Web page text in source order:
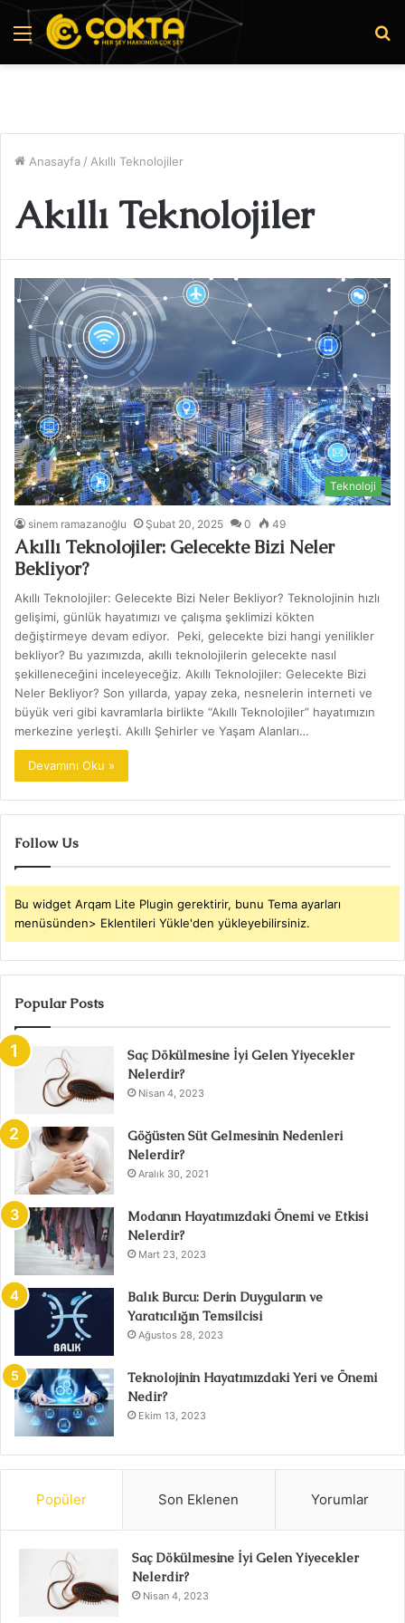
Menü
Anasayfa / Akıllı Teknolojiler
Akıllı Teknolojiler
Teknoloji
sinem ramazanoğlu Şubat 20, 2025 0 49
Akıllı Teknolojiler: Gelecekte Bizi Neler
Bekliyor?
Akıllı Teknolojiler: Gelecekte Bizi Neler Bekliyor? Teknolojinin hızlı
gelişimi, günlük hayatımızı ve çalışma şeklimizi kökten
değiştirmeye devam ediyor. Peki, gelecekte bizi hangi yenilikler
bekliyor? Bu yazımızda, akıllı teknolojilerin gelecekte nasıl
şekilleneceğini inceleyeceğiz. Akıllı Teknolojiler: Gelecekte Bizi
Neler Bekliyor? Son yıllarda, yapay zeka, nesnelerin interneti ve
büyük veri gibi kavramlarla birlikte “Akıllı Teknolojiler” hayatımızın
merkezine yerleşti. Akıllı Şehirler ve Yaşam Alanları…
Devamını Oku »
Follow Us
Bu widget Arqam Lite Plugin gerektirir, bunu Tema ayarları
menüsünden> Eklentileri Yükle'den yükleyebilirsiniz.
Popular Posts
Saç Dökülmesine İyi Gelen Yiyecekler
Nelerdir?
Nisan 4, 2023
Göğüsten Süt Gelmesinin Nedenleri
Nelerdir?
Aralık 30, 2021
Modanın Hayatımızdaki Önemi ve Etkisi
Nelerdir?
Mart 23, 2023
Balık Burcu: Derin Duyguların ve
Yaratıcılığın Temsilcisi
Ağustos 28, 2023
Teknolojinin Hayatımızdaki Yeri ve Önemi
Nedir?
Ekim 13, 2023
Popüler Son Eklenen Yorumlar
Saç Dökülmesine İyi Gelen Yiyecekler
Nelerdir?
Nisan 4, 2023